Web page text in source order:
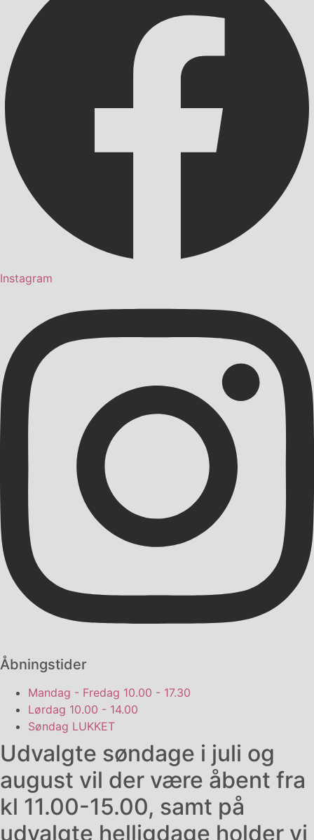
Instagram
Åbningstider
Mandag - Fredag 10.00 - 17.30
Lørdag 10.00 - 14.00
Søndag LUKKET
Udvalgte søndage i juli og
august vil der være åbent fra
kl 11.00-15.00, samt på
udvalgte helligdage holder vi